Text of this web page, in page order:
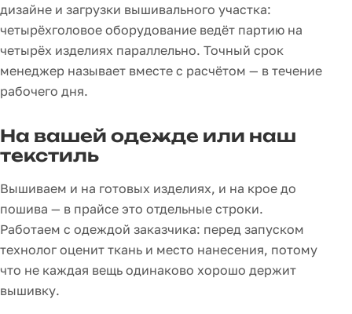
дизайне и загрузки вышивального участка:
четырёхголовое оборудование ведёт партию на
четырёх изделиях параллельно. Точный срок
менеджер называет вместе с расчётом — в течение
рабочего дня.
На вашей одежде или наш
текстиль
Вышиваем и на готовых изделиях, и на крое до
пошива — в прайсе это отдельные строки.
Работаем с одеждой заказчика: перед запуском
технолог оценит ткань и место нанесения, потому
что не каждая вещь одинаково хорошо держит
вышивку.